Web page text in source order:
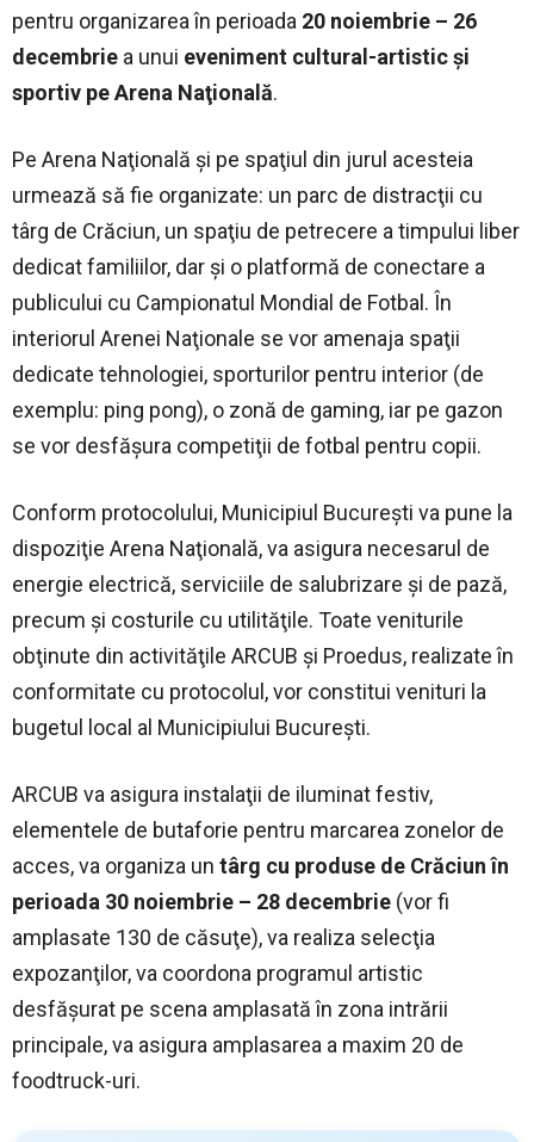
pentru organizarea în perioada 20 noiembrie – 26
decembrie a unui eveniment cultural-artistic şi
sportiv pe Arena Naţională.
Pe Arena Naţională şi pe spaţiul din jurul acesteia
urmează să fie organizate: un parc de distracţii cu
târg de Crăciun, un spaţiu de petrecere a timpului liber
dedicat familiilor, dar şi o platformă de conectare a
publicului cu Campionatul Mondial de Fotbal. În
interiorul Arenei Naţionale se vor amenaja spaţii
dedicate tehnologiei, sporturilor pentru interior (de
exemplu: ping pong), o zonă de gaming, iar pe gazon
se vor desfăşura competiţii de fotbal pentru copii.
Conform protocolului, Municipiul Bucureşti va pune la
dispoziţie Arena Naţională, va asigura necesarul de
energie electrică, serviciile de salubrizare şi de pază,
precum şi costurile cu utilităţile. Toate veniturile
obţinute din activităţile ARCUB şi Proedus, realizate în
conformitate cu protocolul, vor constitui venituri la
bugetul local al Municipiului Bucureşti.
ARCUB va asigura instalaţii de iluminat festiv,
elementele de butaforie pentru marcarea zonelor de
acces, va organiza un târg cu produse de Crăciun în
perioada 30 noiembrie – 28 decembrie (vor fi
amplasate 130 de căsuţe), va realiza selecţia
expozanţilor, va coordona programul artistic
desfăşurat pe scena amplasată în zona intrării
principale, va asigura amplasarea a maxim 20 de
foodtruck-uri.